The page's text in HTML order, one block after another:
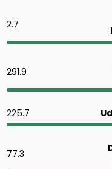
2.7
291.9
225.7
77.3